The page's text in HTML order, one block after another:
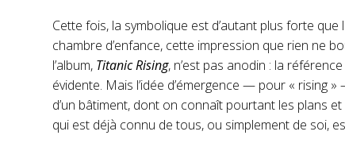
Cette fois, la symbolique est d’autant plus forte
chambre d’enfance, cette impression que rien ne
l’album, Titanic Rising, n’est pas anodin : la
évidente. Mais l’idée d’émergence — pour « rising
d’un bâtiment, dont on connaît pourtant les plans
qui est déjà connu de tous, ou simplement de soi,